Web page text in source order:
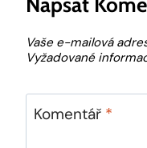
Vaše e-mailová
Vyžadované
Komentář *